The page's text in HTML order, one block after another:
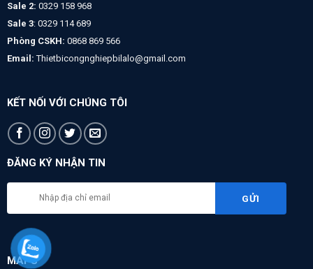
Sale 2: 0329 158 968
Sale 3: 0329 114 689
Phòng CSKH: 0868 869 566
Email: Thietbicongnghiepbilalo@gmail.com
KẾT NỐI VỚI CHÚNG TÔI
ĐĂNG KÝ NHẬN TIN
MAPS